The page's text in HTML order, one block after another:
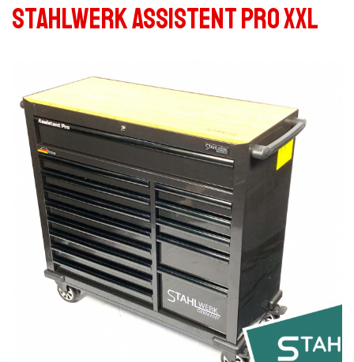
Stahlwerk assistent pro XXL